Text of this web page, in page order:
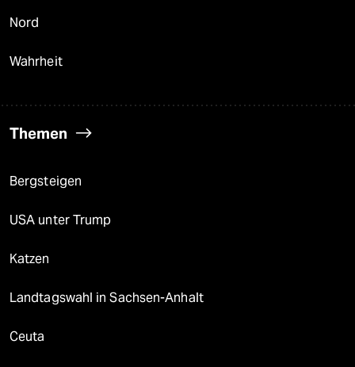
Nord
Wahrheit
Themen
Bergsteigen
USA unter Trump
Katzen
Landtagswahl in Sachsen-Anhalt
Ceuta